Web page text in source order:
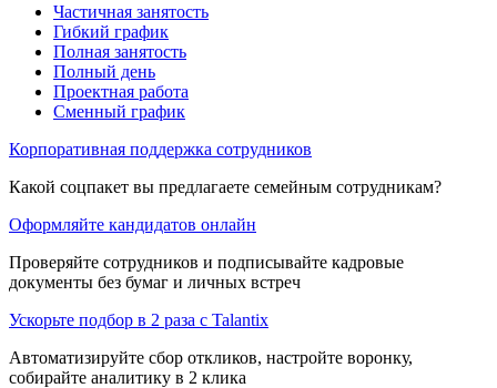
Частичная занятость
Гибкий график
Полная занятость
Полный день
Проектная работа
Сменный график
Корпоративная поддержка сотрудников
Какой соцпакет вы предлагаете семейным сотрудникам?
Оформляйте кандидатов онлайн
Проверяйте сотрудников и подписывайте кадровые
документы без бумаг и личных встреч
Ускорьте подбор в 2 раза с Talantix
Автоматизируйте сбор откликов, настройте воронку,
собирайте аналитику в 2 клика